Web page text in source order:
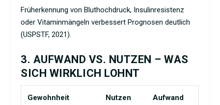
Früherkennung von Bluthochdruck, Insulinresistenz
oder Vitaminmängeln verbessert Prognosen deutlich
(USPSTF, 2021).
3. AUFWAND VS. NUTZEN – WAS
SICH WIRKLICH LOHNT
Gewohnheit Nutzen Aufwand